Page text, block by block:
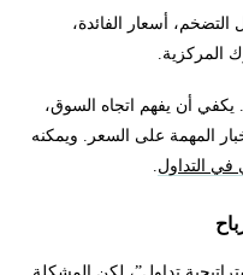
التضخم، أسعار الفائدة،
المركزية.
أن يفهم اتجاه السوق،
المهمة على السعر. ويمكنه
في التداول.
تداول”، لكن المشكلة